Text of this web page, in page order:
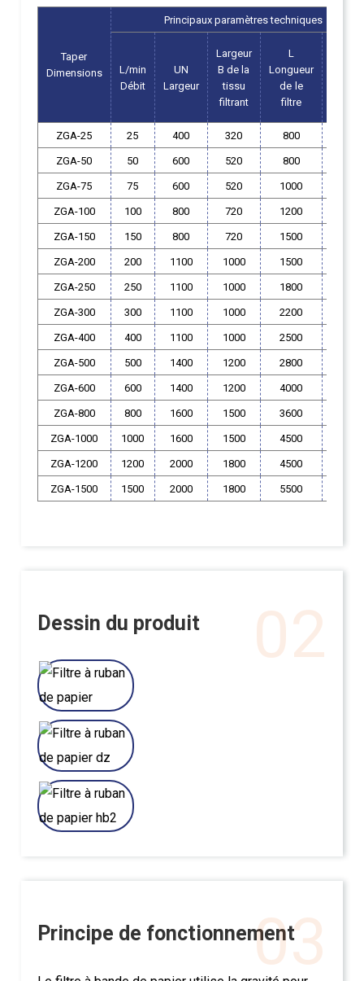
Taper
Dimensions
Principaux paramètres techniques
L/min
Débit
UN
Largeur
Largeur
B de la
tissu
filtrant
L
Longueur
de le
filtre
ZGA-25 25 400 320 800
ZGA-50 50 600 520 800
ZGA-75 75 600 520 1000
ZGA-100 100 800 720 1200
ZGA-150 150 800 720 1500
ZGA-200 200 1100 1000 1500
ZGA-250 250 1100 1000 1800
ZGA-300 300 1100 1000 2200
ZGA-400 400 1100 1000 2500
ZGA-500 500 1400 1200 2800
ZGA-600 600 1400 1200 4000
ZGA-800 800 1600 1500 3600
ZGA-1000 1000 1600 1500 4500
ZGA-1200 1200 2000 1800 4500
ZGA-1500 1500 2000 1800 5500
02
Dessin du produit
03
Principe de fonctionnement